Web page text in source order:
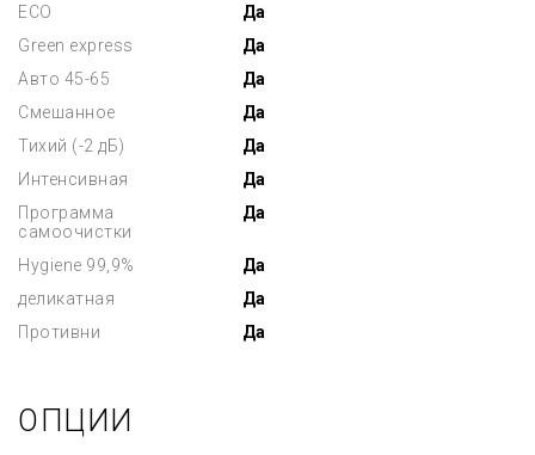
ECO
Да
Green express
Да
Авто 45-65
Да
Смешанное
Да
Тихий (-2 дБ)
Да
Интенсивная
Да
Программа
самоочистки
Да
Hygiene 99,9%
Да
деликатная
Да
Противни
Да
ОПЦИИ